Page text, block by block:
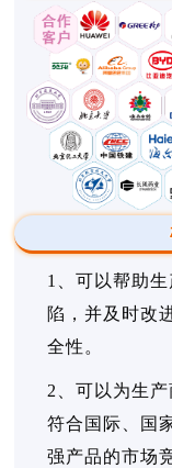
1、可以帮助
陷，并及时改
全性。
2、可以为生
符合国际、国
强产品的市场